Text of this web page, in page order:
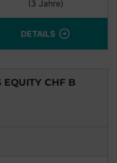
(3 Jahre)
DETAILS
EQUITY CHF B